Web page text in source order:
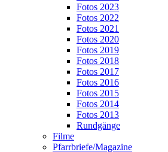
Fotos 2023
Fotos 2022
Fotos 2021
Fotos 2020
Fotos 2019
Fotos 2018
Fotos 2017
Fotos 2016
Fotos 2015
Fotos 2014
Fotos 2013
Rundgänge
Filme
Pfarrbriefe/Magazine